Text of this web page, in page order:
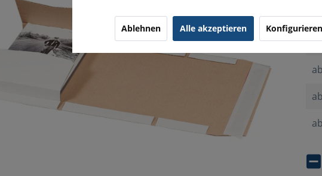
ab
ab
ab
Ablehnen Alle akzeptieren Konfigurieren